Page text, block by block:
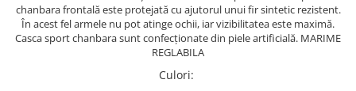
Palmare/Palete Box/Arte Martiale
Perne Antrenament Arte Martiale
chanbara frontală este protejată cu ajutorul unui fir sintetic rezistent.
În acest fel armele nu pot atinge ochii, iar vizibilitatea este maximă.
Casca sport chanbara sunt confecționate din piele artificială. MARIME
REGLABILA
Culori: